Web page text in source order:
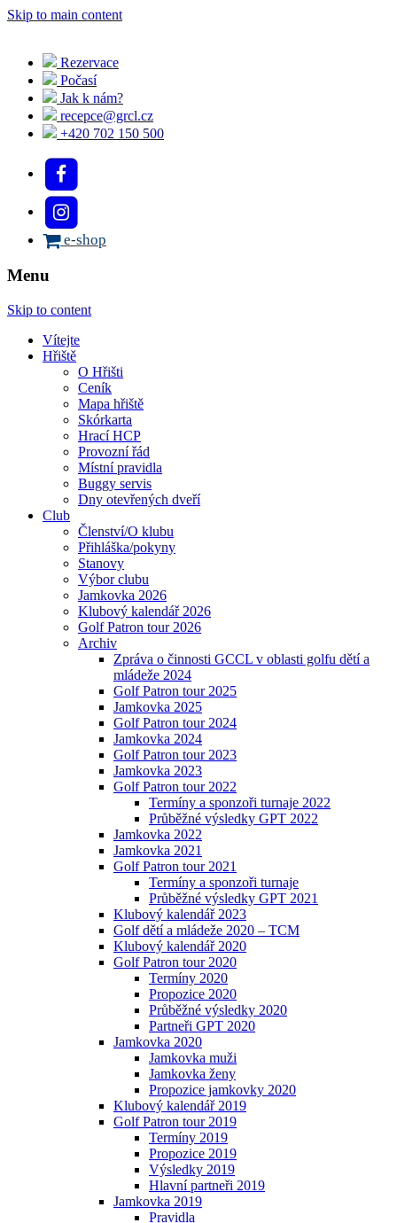
Skip to main content
Rezervace
Počasí
Jak k nám?
recepce@grcl.cz
+420 702 150 500
e-shop
Menu
Skip to content
Vítejte
Hřiště
O Hřišti
Ceník
Mapa hřiště
Skórkarta
Hrací HCP
Provozní řád
Místní pravidla
Buggy servis
Dny otevřených dveří
Club
Členství/O klubu
Přihláška/pokyny
Stanovy
Výbor clubu
Jamkovka 2026
Klubový kalendář 2026
Golf Patron tour 2026
Archiv
Zpráva o činnosti GCCL v oblasti golfu dětí a
mládeže 2024
Golf Patron tour 2025
Jamkovka 2025
Golf Patron tour 2024
Jamkovka 2024
Golf Patron tour 2023
Jamkovka 2023
Golf Patron tour 2022
Termíny a sponzoři turnaje 2022
Průběžné výsledky GPT 2022
Jamkovka 2022
Jamkovka 2021
Golf Patron tour 2021
Termíny a sponzoři turnaje
Průběžné výsledky GPT 2021
Klubový kalendář 2023
Golf dětí a mládeže 2020 – TCM
Klubový kalendář 2020
Golf Patron tour 2020
Termíny 2020
Propozice 2020
Průběžné výsledky 2020
Partneři GPT 2020
Jamkovka 2020
Jamkovka muži
Jamkovka ženy
Propozice jamkovky 2020
Klubový kalendář 2019
Golf Patron tour 2019
Termíny 2019
Propozice 2019
Výsledky 2019
Hlavní partneři 2019
Jamkovka 2019
Pravidla